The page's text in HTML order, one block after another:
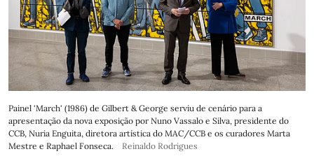
Painel 'March' (1986) de Gilbert & George serviu de cenário para a
apresentação da nova exposição por Nuno Vassalo e Silva, presidente do
CCB, Nuria Enguita, diretora artística do MAC/CCB e os curadores Marta
Mestre e Raphael Fonseca.
Reinaldo Rodrigues